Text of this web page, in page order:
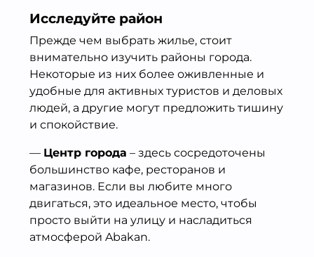
Исследуйте район
Прежде чем выбрать жилье, стоит
внимательно изучить районы города.
Некоторые из них более оживленные и
удобные для активных туристов и деловых
людей, а другие могут предложить тишину
и спокойствие.
— Центр города – здесь сосредоточены
большинство кафе, ресторанов и
магазинов. Если вы любите много
двигаться, это идеальное место, чтобы
просто выйти на улицу и насладиться
атмосферой Abakan.